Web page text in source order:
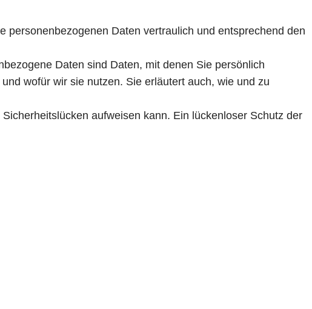
Daten vertraulich und entsprechend den
Daten sind Daten, mit denen Sie persönlich
wofür wir sie nutzen. Sie erläutert auch, wie und zu
aufweisen kann. Ein lückenloser Schutz der